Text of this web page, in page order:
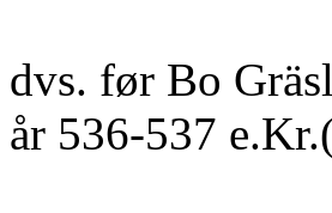
dvs. før Bo
år 536-537